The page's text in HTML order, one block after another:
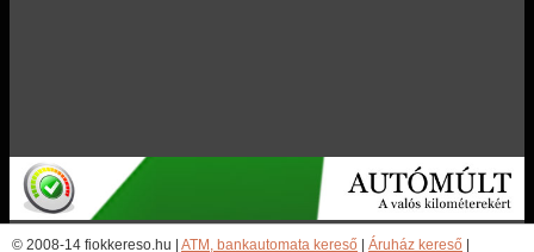
© 2008-14 fiokkereso.hu | ATM, bankautomata kereső Áruház kereső